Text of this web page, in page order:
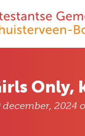
Only,
december, 2024